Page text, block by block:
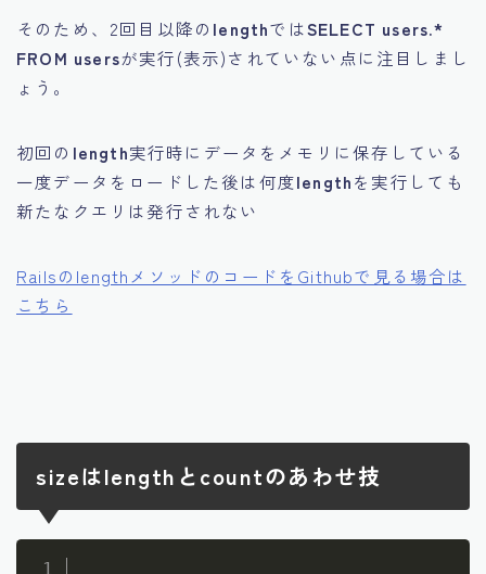
そのため、2回目以降の lengthではSELECT users.*
FROM usersが実行(表示)されていない点に注目しまし
ょう。
初回の length実行時にデータをメモリに保存している
一度データをロードした後は何度lengthを実行しても
新たなクエリは発行されない
RailsのlengthメソッドのコードをGithubで見る場合は
こちら
sizeはlengthとcountのあわせ技